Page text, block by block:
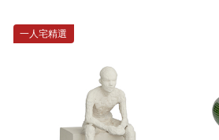
一人宅精選